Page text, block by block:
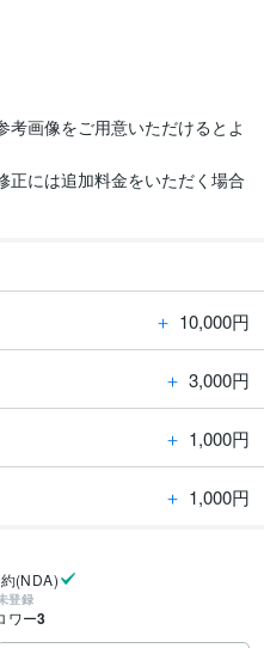
画像をご用意いただけるとよ
正には追加料金をいただく場合
＋ 10,000円
＋ 3,000円
＋ 1,000円
＋ 1,000円
(NDA)
登録
ワー3